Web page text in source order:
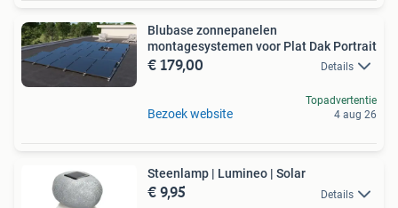
Blubase zonnepanelen
montagesystemen voor Plat Dak Portrait
€ 179,00 Details
Bezoek website
Topadvertentie
4 aug 26
Steenlamp | Lumineo | Solar
€ 9,95 Details